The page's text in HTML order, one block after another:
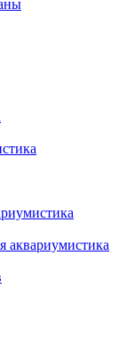
аквариумистика